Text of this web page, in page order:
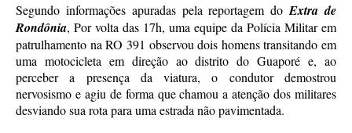
Segundo informações apuradas pela reportagem doExtra de
Rondônia, Por volta das 17h, uma equipe da Polícia Militar em
patrulhamento na RO 391 observou dois homens transitando em
uma motocicleta em direção ao distrito do Guaporé e, ao
perceber a presença da viatura, o condutor demostrou
nervosismo e agiu de forma que chamou a atenção dos militares
desviando sua rota para uma estrada não pavimentada.